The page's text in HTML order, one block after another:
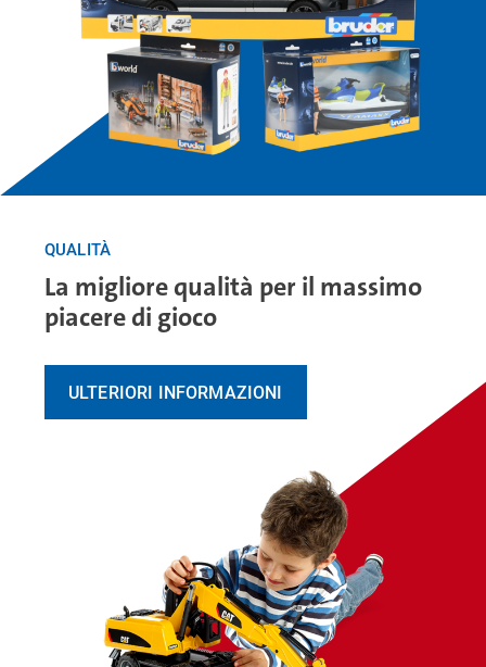
QUALITÀ
La migliore qualità per il massimo
piacere di gioco
ULTERIORI INFORMAZIONI